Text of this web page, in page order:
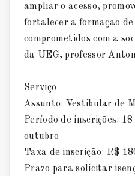
ampliar o acesso,
fortalecer a formação de
comprometidos com a
da UEG, professor
Serviço
Assunto: Vestibular de
Período de inscrições:
outubro
Taxa de inscrição: R$
Prazo para solicitar